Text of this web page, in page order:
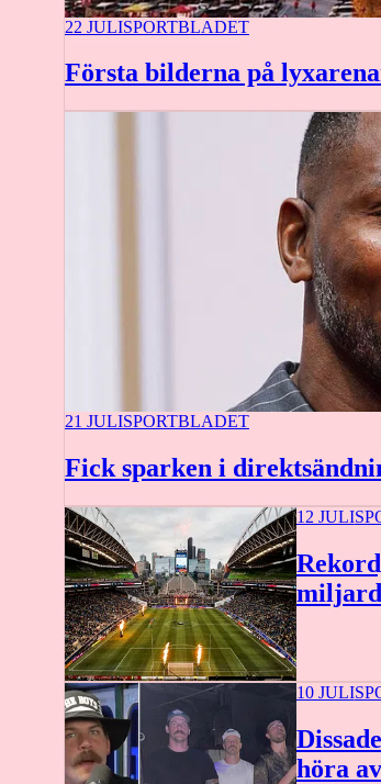
22 JULISPORTBLADET
Första bilderna på
21 JULISPORTBLADET
Fick sparken i
12 JULI
10 JULI
höra